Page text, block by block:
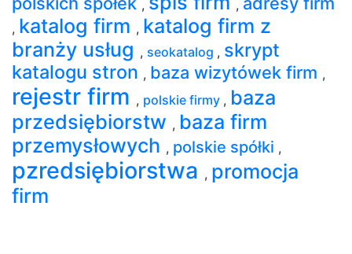
, ,
, katalog firm , katalog firm z
branży usług , seokatalog , skrypt
katalogu stron , baza wizytówek firm ,
rejestr firm , polskie firmy , baza
przedsiębiorstw , baza firm
przemysłowych , polskie spółki ,
pzredsiębiorstwa , promocja
firm